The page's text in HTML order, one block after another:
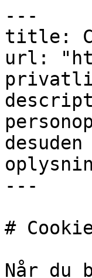
---
title:
url:
---
#
Når du